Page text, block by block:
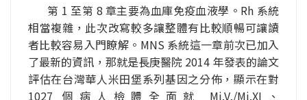
第 1 至第 8 章主要為血庫免疫血液學。Rh 系統
相當複雜，此次改寫較多讓整體有比較順暢可讓讀
者比較容易入門瞭解。MNS 系統這一章前次已加入
了最新的資訊，那就是長庚醫院 2014 年發表的論文
評估在台灣華人米田堡系列基因之分佈，顯示在對
1027 個病人檢體全面就 Mi.V,/Mi.XI、